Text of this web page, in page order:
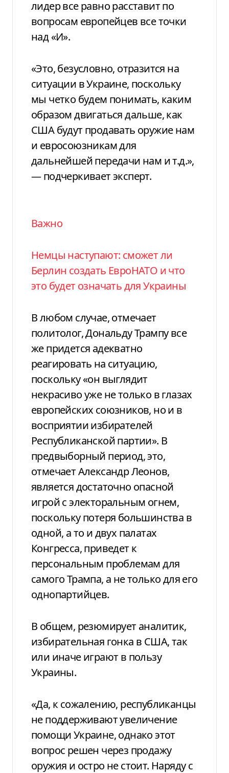
лидер все равно расставит по
вопросам европейцев все точки
над «И».
«Это, безусловно, отразится на
ситуации в Украине, поскольку
мы четко будем понимать, каким
образом двигаться дальше, как
США будут продавать оружие нам
и евросоюзникам для
дальнейшей передачи нам и т.д.»,
— подчеркивает эксперт.
Важно
Немцы наступают: сможет ли
Берлин создать ЕвроНАТО и что
это будет означать для Украины
В любом случае, отмечает
политолог, Дональду Трампу все
же придется адекватно
реагировать на ситуацию,
поскольку «он выглядит
некрасиво уже не только в глазах
европейских союзников, но и в
восприятии избирателей
Республиканской партии». В
предвыборный период, это,
отмечает Александр Леонов,
является достаточно опасной
игрой с электоральным огнем,
поскольку потеря большинства в
одной, а то и двух палатах
Конгресса, приведет к
персональным проблемам для
самого Трампа, а не только для его
однопартийцев.
В общем, резюмирует аналитик,
избирательная гонка в США, так
или иначе играют в пользу
Украины.
«Да, к сожалению, республиканцы
не поддерживают увеличение
помощи Украине, однако этот
вопрос решен через продажу
оружия и остро не стоит. Наряду с